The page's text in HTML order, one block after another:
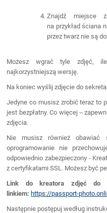
Znajdź miejsce
na przykład ściana
przez twarz nie są
Możesz wgrać tyle zdjęć,
najkorzystniejszą wersję.
Na koniec wyślij zdjęcie do
Jedyne co musisz zrobić teraz to
jest bezpłatny. Co więcej ‒
zdjęcia.
Nie musisz również obawiać
oprogramowanie nie
odpowiednio zabezpieczony -
z certyfikatami SSL. Możesz być
Link do kreatora zdjęć do
linkiem: https://passport-
Następnie postępuj według